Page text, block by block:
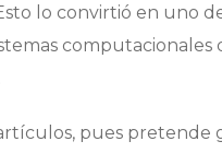
lo convirtió en uno
pues pretende